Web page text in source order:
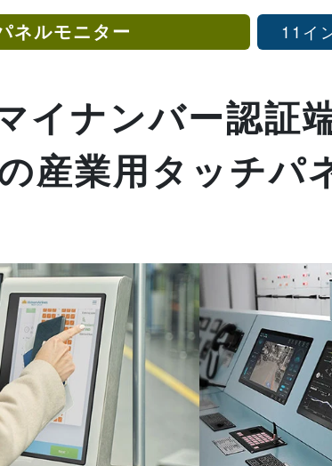
ネルモニター 11イ
イナンバー認証
産業用タッチパ